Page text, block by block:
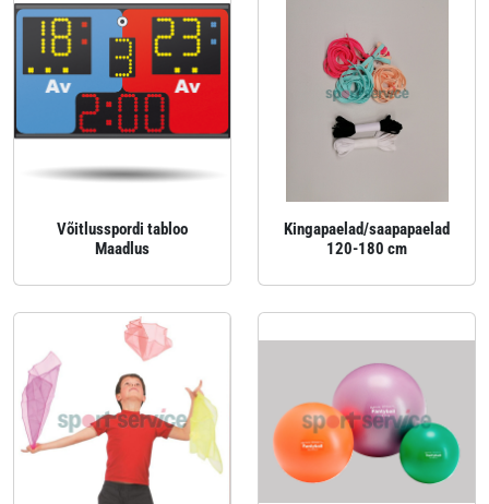
Võitlusspordi tabloo
Maadlus
Kingapaelad/saapapaelad
120-180 cm